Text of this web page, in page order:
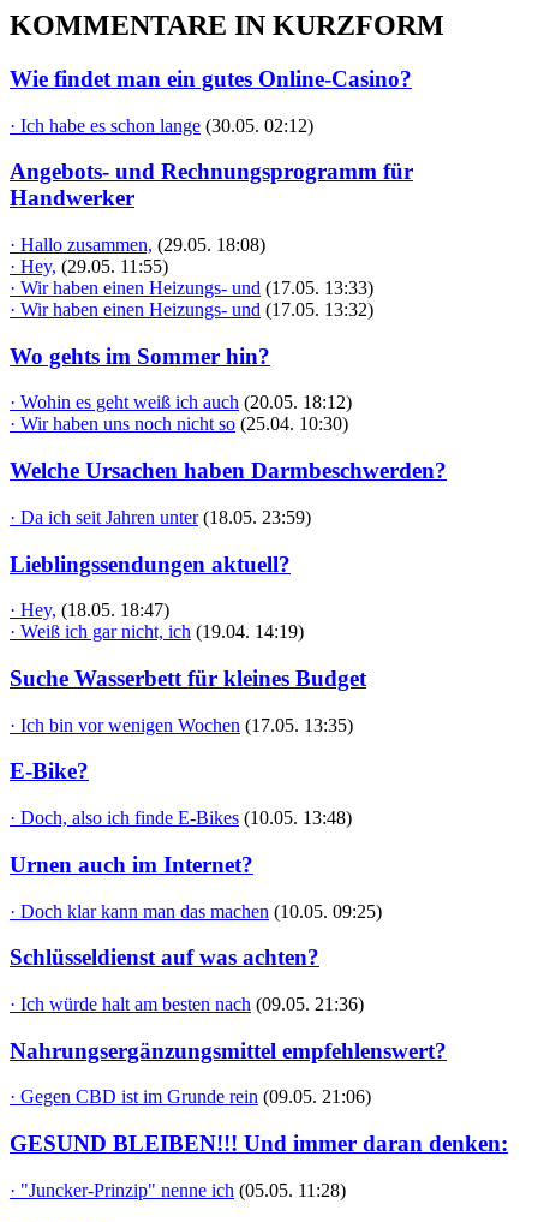
KOMMENTARE IN KURZFORM
Wie findet man ein gutes Online-Casino?
· Ich habe es schon lange (30.05. 02:12)
Angebots- und Rechnungsprogramm für
Handwerker
· Hallo zusammen, (29.05. 18:08)
· Hey, (29.05. 11:55)
· Wir haben einen Heizungs- und (17.05. 13:33)
· Wir haben einen Heizungs- und (17.05. 13:32)
Wo gehts im Sommer hin?
· Wohin es geht weiß ich auch (20.05. 18:12)
· Wir haben uns noch nicht so (25.04. 10:30)
Welche Ursachen haben Darmbeschwerden?
· Da ich seit Jahren unter (18.05. 23:59)
Lieblingssendungen aktuell?
· Hey, (18.05. 18:47)
· Weiß ich gar nicht, ich (19.04. 14:19)
Suche Wasserbett für kleines Budget
· Ich bin vor wenigen Wochen (17.05. 13:35)
E-Bike?
· Doch, also ich finde E-Bikes (10.05. 13:48)
Urnen auch im Internet?
· Doch klar kann man das machen (10.05. 09:25)
Schlüsseldienst auf was achten?
· Ich würde halt am besten nach (09.05. 21:36)
Nahrungsergänzungsmittel empfehlenswert?
· Gegen CBD ist im Grunde rein (09.05. 21:06)
GESUND BLEIBEN!!! Und immer daran denken:
· "Juncker-Prinzip" nenne ich (05.05. 11:28)